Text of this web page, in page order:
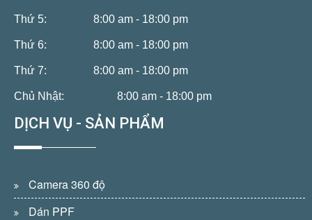
Thứ 5: 8:00 am - 18:00 pm
Thứ 6: 8:00 am - 18:00 pm
Thứ 7: 8:00 am - 18:00 pm
Chủ Nhật: 8:00 am - 18:00 pm
DỊCH VỤ - SẢN PHẨM
Camera 360 độ
Dán PPF